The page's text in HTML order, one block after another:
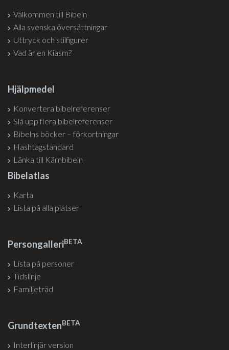
Välkommen till Bibeln
Alla svenska översättningar
Uttryck och stilfigurer
Vad är en Kiasm?
Hjälpmedel
Konvertera bibelreferenser
Slå upp flera bibelreferenser
Bibelns böcker – förkortningar
Hashtagstandard
Länka till Kärnbibeln
Bibelatlas
Karta
Lista på alla platser
PersongalleriBETA
Lista på personer
Tidslinje
Familjeträd
GrundtextenBETA
Interlinjär version